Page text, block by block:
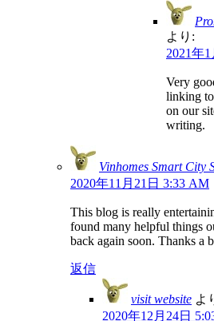
より:
2021年
Very
linking
on our
writing.
Vinhomes Smart City
2020年11月21日 3:33 AM
This blog is really
found many helpful things
back again soon. Thanks a
返信
visit website よ
2020年12月24日